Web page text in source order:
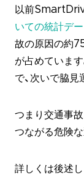
以前
いての統計デー
故の原因の約
が占めていま
で、次いで脇見
つまり交通事
つながる危険
詳しくは後述